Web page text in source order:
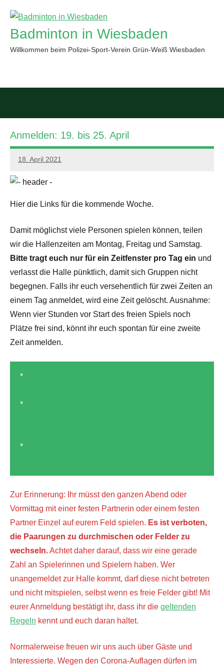
Inhalt
springen
Badminton in Wiesbaden
Willkommen beim Polizei-Sport-Verein Grün-Weiß Wiesbaden
Anmelden: 19. bis 25. April
18. April 2021
PSV
GWW
Hier die Links für die kommende Woche.
Damit möglichst viele Personen spielen können, teilen
wir die Hallenzeiten am Montag, Freitag und Samstag.
Bitte tragt euch nur für ein Zeitfenster pro Tag ein und
verlasst die Halle pünktlich, damit sich Gruppen nicht
begegnen. Falls ihr euch versehentlich für zwei Zeiten an
einem Tag anmeldet, wird eine Zeit gelöscht. Ausnahme:
Wenn vier Stunden vor Start des freien Spiels noch
Plätze frei sind, könnt ihr euch spontan für eine zweite
Zeit anmelden.
*
*
*
Zur Erinnerung: Ihr müsst den ganzen Abend oder
Vormittag mit einer festen Partnerin oder einem festen
Partner Einzel auf eurem Feld spielen. Es ist verboten,
die Paarungen zu durchmischen oder Felder zu
wechseln.Achtet daher darauf, dass wir eine gerade
Zahl an Spielerinnen und Spielern haben. Wer
unangemeldet zur Halle kommt, darf diese nicht betreten
und nicht mitspielen, selbst wenn es freie Felder gibt! Mit
eurer Anmeldung bestätigt ihr, dass ihr die geltenden
Regeln kennt und euch daran haltet.
Normalerweise freuen wir uns auch über Gäste und
Interessierte. Wegen den Corona-Auflagen dürfen im